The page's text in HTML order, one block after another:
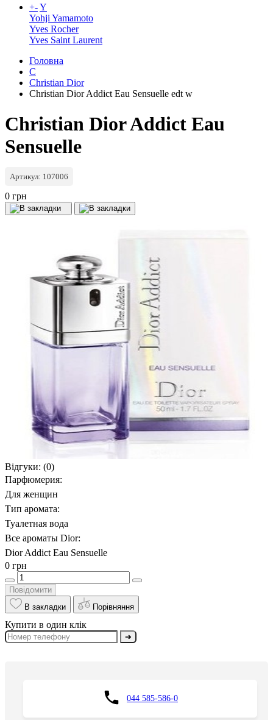
+-Y
Yohji Yamamoto
Yves Rocher
Yves Saint Laurent
Головна
C
Christian Dior
Christian Dior Addict Eau Sensuelle edt w
Christian Dior Addict Eau
Sensuelle
Артикул: 107006
0 грн
Відгуки: (0)
Парфюмерия:
Для женщин
Тип аромата:
Туалетная вода
Все ароматы Dior:
Dior Addict Eau Sensuelle
0 грн
Повідомити
В закладки
Порівняння
Купити в один клік
➔
044 585-586-0